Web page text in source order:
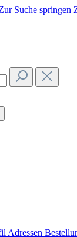
Suche springen
Adressen